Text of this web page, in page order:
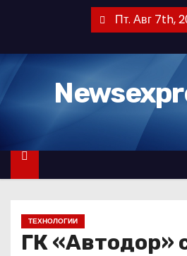
т
к
Пт. Авг 7th,
ТЕХНОЛОГИИ
ГК «Автодор»